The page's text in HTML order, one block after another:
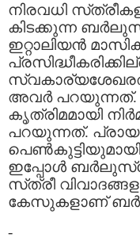
നിരവധി
കിടക്കുന്ന
ഇറ്റാലിയന്‍
അവര്‍
കൃത്രിമമായി
പറയുന്നത്‌.
പെണ്‍കുട്ടിയുമായി
ഇപ്പോള്‍
സ്‌ത്രീ
കേസുകളാണ്‌
-